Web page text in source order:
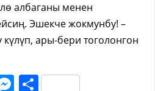
албаганы менен
Эшекче жокмунбу! –
ары-бери тоголонгон
Messenger
Share